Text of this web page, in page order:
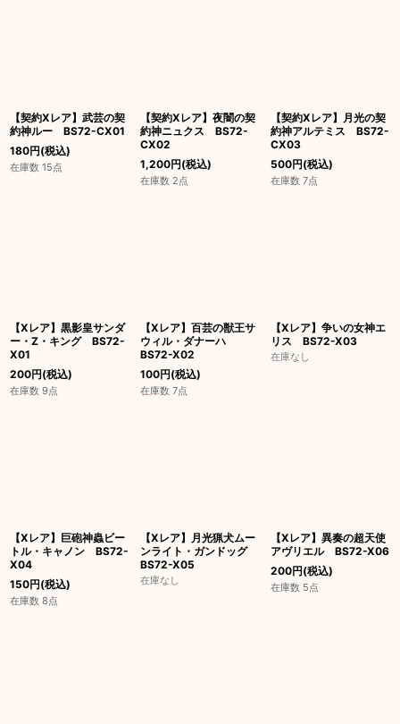
【契約Xレア】武芸の契
約神ルー BS72-CX01
180円(税込)
在庫数 15点
【契約Xレア】夜闇の契
約神ニュクス BS72-
CX02
1,200円(税込)
在庫数 2点
【契約Xレア】月光の契
約神アルテミス BS72-
CX03
500円(税込)
在庫数 7点
【Xレア】黒影皇サンダ
ー・Z・キング BS72-
X01
200円(税込)
在庫数 9点
【Xレア】百芸の獣王サ
ウィル・ダナーハ
BS72-X02
100円(税込)
在庫数 7点
【Xレア】争いの女神エ
リス BS72-X03
在庫なし
【Xレア】巨砲神蟲ビー
トル・キャノン BS72-
X04
150円(税込)
在庫数 8点
【Xレア】月光猟犬ムー
ンライト・ガンドッグ
BS72-X05
在庫なし
【Xレア】異奏の超天使
アヴリエル BS72-X06
200円(税込)
在庫数 5点